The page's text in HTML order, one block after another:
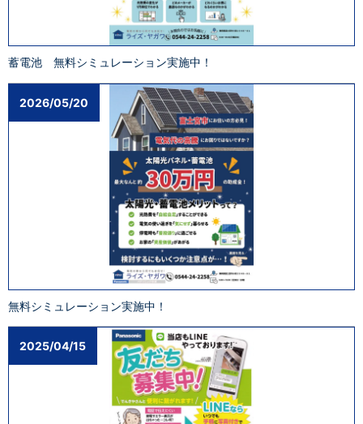
蓄電池 無料シミュレーション実施中！
2026/05/20
無料シミュレーション実施中！
2025/04/15